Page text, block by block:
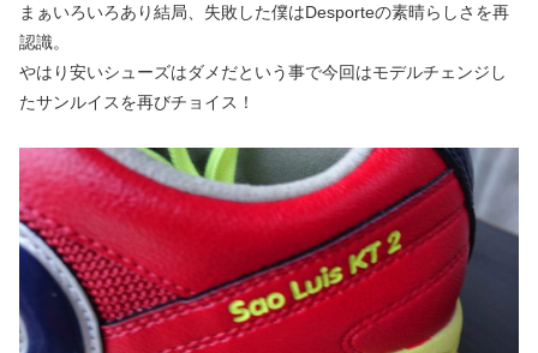
まぁいろいろあり結局、失敗した僕はDesporteの素晴らしさを再
認識。
やはり安いシューズはダメだという事で今回はモデルチェンジし
たサンルイスを再びチョイス！